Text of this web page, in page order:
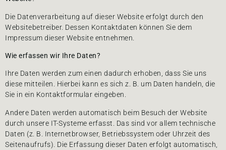
Die Datenverarbeitung auf dieser Website erfolgt durch den
Websitebetreiber. Dessen Kontaktdaten können Sie dem
Impressum dieser Website entnehmen.
Wie erfassen wir Ihre Daten?
Ihre Daten werden zum einen dadurch erhoben, dass Sie uns
diese mitteilen. Hierbei kann es sich z. B. um Daten handeln, die
Sie in ein Kontaktformular eingeben.
Andere Daten werden automatisch beim Besuch der Website
durch unsere IT-Systeme erfasst. Das sind vor allem technische
Daten (z. B. Internetbrowser, Betriebssystem oder Uhrzeit des
Seitenaufrufs). Die Erfassung dieser Daten erfolgt automatisch,